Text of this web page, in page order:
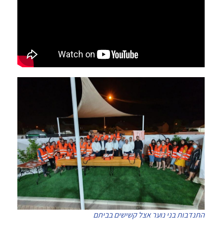
התנדבות בני נוער אצל קשישים בביתם